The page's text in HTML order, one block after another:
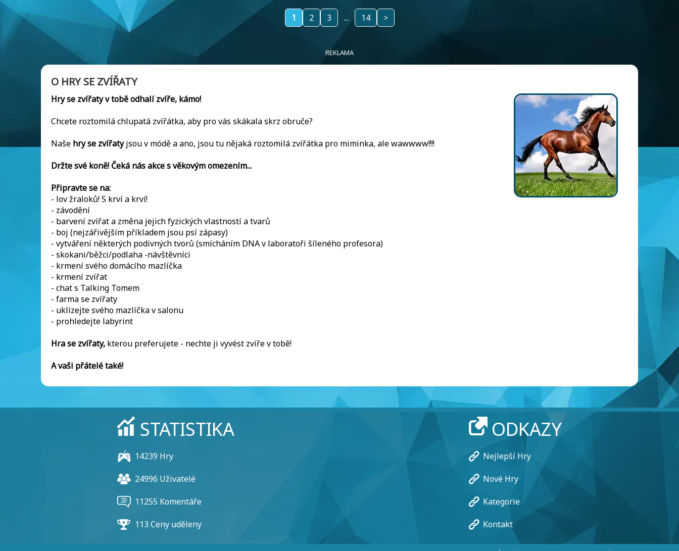
1 2 3 ... 14 >
REKLAMA
O HRY SE ZVÍŘATY
Hryse zvířaty v tobě odhalí zvíře, kámo!
Chcete roztomilá chlupatá zvířátka, aby pro vás skákala skrz obruče?
Naše hry se zvířatyjsou v módě a ano, jsou tu nějaká roztomilá zvířátka pro miminka, ale wawwww!!!!
Držte své koně! Čeká nás akce s věkovým omezením...
Připravte se na:
- lov žraloků! S krví a krví!
- závodění
- barvení zvířat a změna jejich fyzických vlastností a tvarů
- boj (nejzářivějším příkladem jsou psí zápasy)
- vytváření některých podivných tvorů (smícháním DNA v laboratoři šíleného profesora)
- skokani/běžci/podlaha -návštěvníci
- krmení svého domácího mazlíčka
- krmení zvířat
- chat s Talking Tomem
- farma se zvířaty
- uklízejte svého mazlíčka v salonu
- prohledejte labyrint
Hra se zvířaty,kterou preferujete - nechte ji vyvést zvíře v tobě!
A vaši přátelé také!
STATISTIKA
14239 Hry
24996 Uživatelé
11255 Komentáře
113 Ceny uděleny
ODKAZY
Nejlepší Hry
Nové Hry
Kategorie
Kontakt